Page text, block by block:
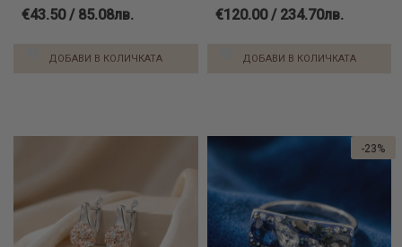
€43.50 / 85.08лв.
ДОБАВИ В КОЛИЧКАТА
€120.00 / 234.70лв.
ДОБАВИ В КОЛИЧКАТА
-23%